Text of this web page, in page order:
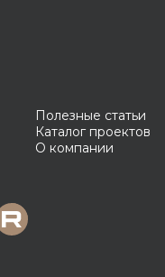
Полезные статьи
Каталог проектов
О компании